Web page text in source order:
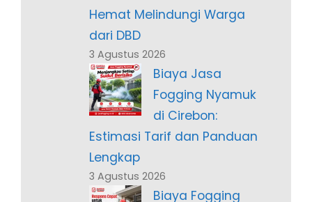
Hemat Melindungi Warga
dari DBD
3 Agustus 2026
Biaya Jasa
Fogging Nyamuk
di Cirebon:
Estimasi Tarif dan Panduan
Lengkap
3 Agustus 2026
Biaya Fogging